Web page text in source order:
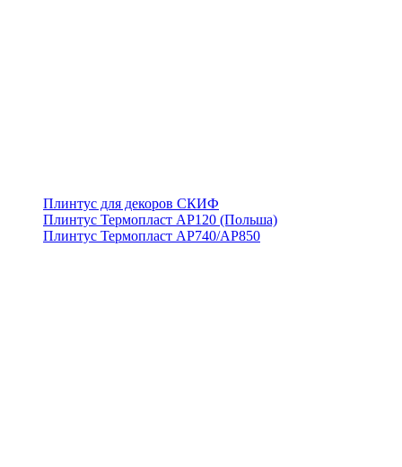
Плинтус для декоров СКИФ
Плинтус Термопласт АР120 (Польша)
Плинтус Термопласт АР740/АР850